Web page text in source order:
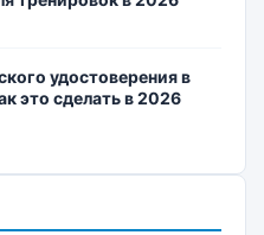
удостоверения в
это сделать в 2026